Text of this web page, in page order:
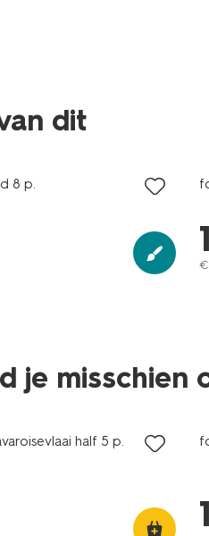
dit
8 p.
€
je misschien
half 5 p.